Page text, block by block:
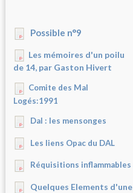
Possible n°9
Les mémoires d'un poilu
de 14, par Gaston Hivert
Comite des Mal
Logés:1991
Dal : les mensonges
Les liens Opac du DAL
Réquisitions inflammables
Quelques Elements d'une